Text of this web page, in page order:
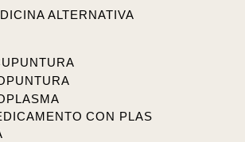
ALTERNATIVA
CON PLAS